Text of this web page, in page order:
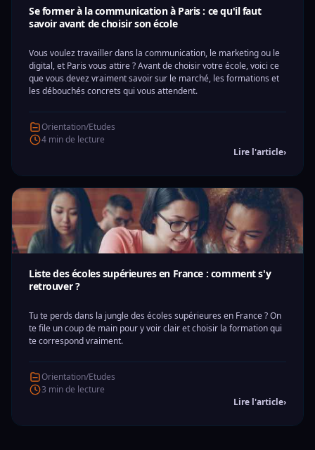
Se former à la communication à Paris : ce qu'il faut
savoir avant de choisir son école
Vous voulez travailler dans la communication, le marketing ou le
digital, et Paris vous attire ? Avant de choisir votre école, voici ce
que vous devez vraiment savoir sur le marché, les formations et
les débouchés concrets qui vous attendent.
Orientation/Etudes
4 min de lecture
Lire l'article›
Liste des écoles supérieures en France : comment s'y
retrouver ?
Tu te perds dans la jungle des écoles supérieures en France ? On
te file un coup de main pour y voir clair et choisir la formation qui
te correspond vraiment.
Orientation/Etudes
3 min de lecture
Lire l'article›